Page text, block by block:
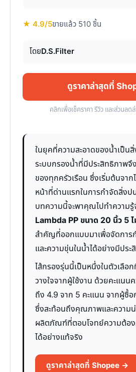
★ 4.9/5ขายแล้ว 510 ชิ้น
โดยD.S.Filter
ดูราคาล่าสุดที่
คลิกเพื่อเช็คราคา รีวิว และส่วนล
ในยุคที่ความสะอาดของน้ำเป็น
ระบบกรองน้ำที่มีประสิทธิภาพจึ
ของทุกครัวเรือน ซึ่งเริ่มต้นจา
หน้าที่ด่านแรกในการกำจัดสิ่ง
บทความนี้จะพาคุณไปทำความ
Lambda PP ขนาด 20 นิ้ว 5
สำคัญที่ออกแบบมาเพื่อจัดกา
และความขุ่นในน้ำได้อย่างมีปร
ไส้กรองรุ่นนี้เป็นหนึ่งในตัวเลือก
วางใจจากผู้ใช้งาน ด้วยคะแนน
ถึง 4.9 จาก 5 คะแนน จากผู้ซื้อ
ซึ่งสะท้อนถึงคุณภาพและความ
ผลิตภัณฑ์ที่ตอบโจทย์ความต้อง
ได้อย่างแท้จริง
ดูราคาล่าสุดที่ Shopee →